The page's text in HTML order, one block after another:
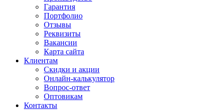
Гарантия
Портфолио
Отзывы
Реквизиты
Вакансии
Карта сайта
Клиентам
Скидки и акции
Онлайн-калькулятор
Вопрос-ответ
Оптовикам
Контакты